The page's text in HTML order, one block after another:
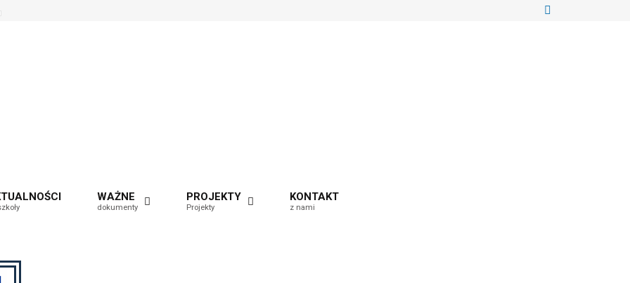
WAŻNE
dokumenty
PROJEKTY
Projekty
KONTAKT
z nami